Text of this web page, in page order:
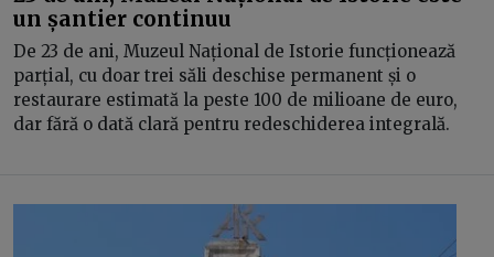
un șantier continuu
De 23 de ani, Muzeul Național de Istorie funcționează
parțial, cu doar trei săli deschise permanent și o
restaurare estimată la peste 100 de milioane de euro,
dar fără o dată clară pentru redeschiderea integrală.